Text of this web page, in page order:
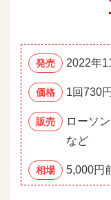
発売 2022年
価格 1回730
販売
ローソ
など
相場 5,000円